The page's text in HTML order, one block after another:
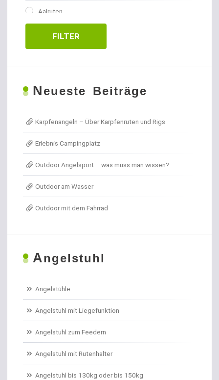
Aalruten
Abhakmatten
Angel- / Jagd- & Outdoormesser
Angelkoffer
Angelrollen für das Forellenangeln
Angelschnur Dorsch
Angelschnur Feedern
Angelschnur Waller
FILTER
Neueste Beiträge
Karpfenangeln – Über Karpfenruten und Rigs
Erlebnis Campingplatz
Outdoor Angelsport – was muss man wissen?
Outdoor am Wasser
Outdoor mit dem Fahrrad
Angelstuhl
Angelstühle
Angelstuhl mit Liegefunktion
Angelstuhl zum Feedern
Angelstuhl mit Rutenhalter
Angelstuhl bis 130kg oder bis 150kg